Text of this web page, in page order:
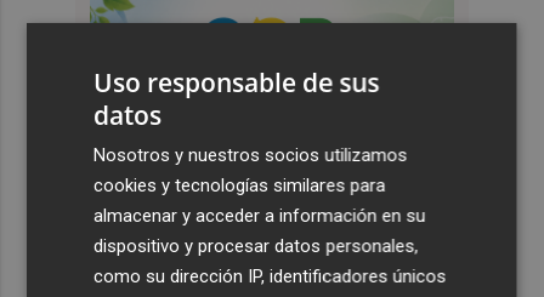
Uso responsable de sus
datos
Nosotros y nuestros socios utilizamos
cookies y tecnologías similares para
almacenar y acceder a información en su
dispositivo y procesar datos personales,
como su dirección IP, identificadores únicos